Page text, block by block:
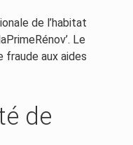
de l’habitat
Le
aux aides
de